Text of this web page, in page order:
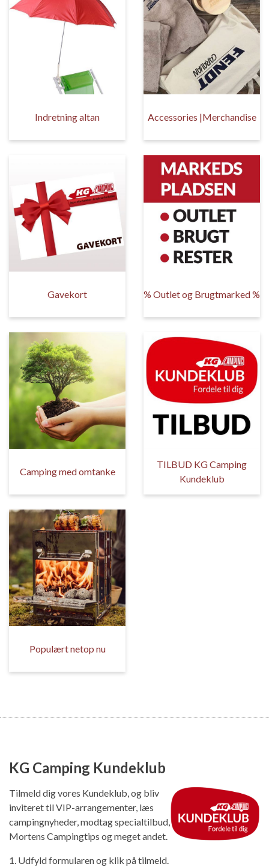
Indretning altan Accessories |Merchandise
Gavekort % Outlet og Brugtmarked %
Camping med omtanke
TILBUD KG Camping
Kundeklub
Populært netop nu
KG Camping Kundeklub
Tilmeld dig vores Kundeklub, og bliv
inviteret til VIP-arrangementer, læs
campingnyheder, modtag specialtilbud,
Mortens Campingtips og meget andet.
1. Udfyld formularen og klik på tilmeld.